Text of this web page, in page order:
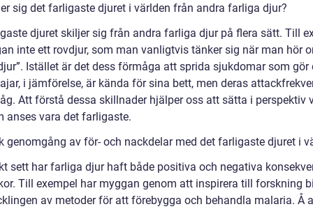
sig det farligaste djuret i världen från andra farliga djur?
djuret skiljer sig från andra farliga djur på flera sätt. Till
inte ett rovdjur, som man vanligtvis tänker sig när man hör
Istället är det dess förmåga att sprida sjukdomar som gör
i jämförelse, är kända för sina bett, men deras
Att förstå dessa skillnader hjälper oss att sätta i perspektiv
anses vara det farligaste.
genomgång av för- och nackdelar med det farligaste djuret i
sett har farliga djur haft både positiva och negativa
Till exempel har myggan genom att inspirera till forskning
av metoder för att förebygga och behandla malaria. Å